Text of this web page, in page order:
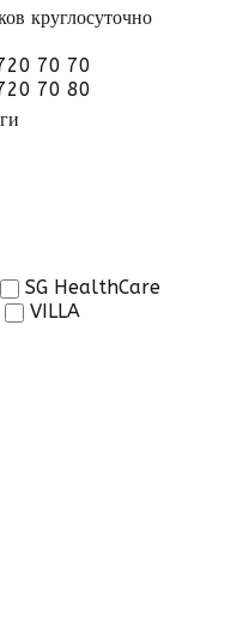
круглосуточно
70 70
70 80
SG HealthCare
VILLA